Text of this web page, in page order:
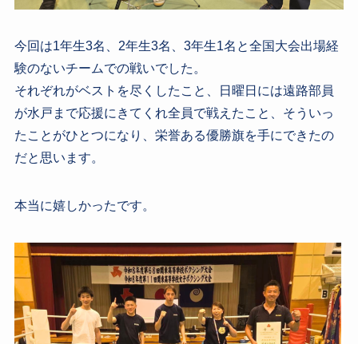
今回は1年生3名、2年生3名、3年生1名と全国大会出場経
験のないチームでの戦いでした。
それぞれがベストを尽くしたこと、日曜日には遠路部員
が水戸まで応援にきてくれ全員で戦えたこと、そういっ
たことがひとつになり、栄誉ある優勝旗を手にできたの
だと思います。
本当に嬉しかったです。